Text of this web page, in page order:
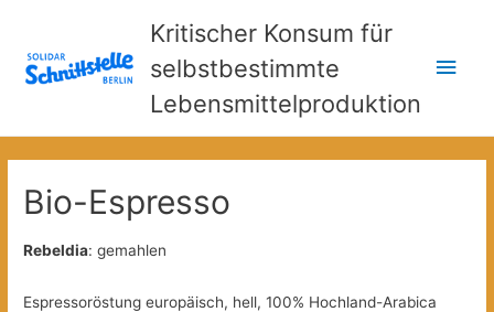
Kritischer Konsum für
selbstbestimmte
Lebensmittelproduktion
Bio-Espresso
Rebeldia: gemahlen
Espressoröstung europäisch, hell, 100% Hochland-Arabica